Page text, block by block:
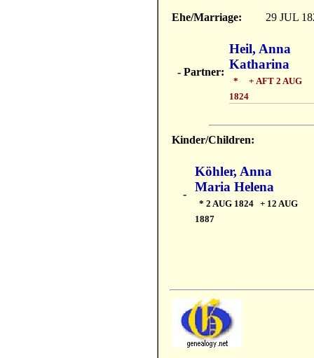
Ehe/Marriage: 29 JUL
- Partner:
Heil, Anna
Katharina
* + AFT 2 AUG
1824
Kinder/Children:
-
Köhler, Anna
Maria Helena
* 2 AUG 1824 + 12 AUG
1887